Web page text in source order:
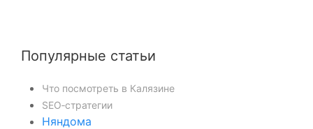
Популярные статьи
Что посмотреть в Калязине
SEO‑стратегии
Няндома